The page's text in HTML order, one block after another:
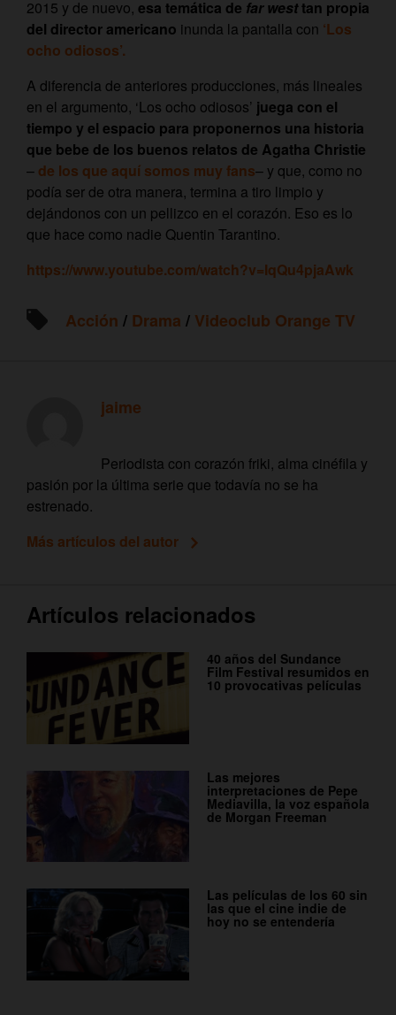
2015 y de nuevo, esa temática de far westtan propia
del director americano inunda la pantalla con ‘Los
ocho odiosos’.
A diferencia de anteriores producciones, más lineales
en el argumento, ‘Los ocho odiosos’ juega con el
tiempo y el espacio para proponernos una historia
que bebe de los buenos relatos de Agatha Christie
– de los que aquí somos muy fans– y que, como no
podía ser de otra manera, termina a tiro limpio y
dejándonos con un pellizco en el corazón. Eso es lo
que hace como nadie Quentin Tarantino.
https://www.youtube.com/watch?v=IqQu4pjaAwk
Acción / Drama / Videoclub Orange TV
jaime
Periodista con corazón friki, alma cinéfila y
pasión por la última serie que todavía no se ha
estrenado.
Más artículos del autor
Artículos relacionados
40 años del Sundance
Film Festival resumidos en
10 provocativas películas
Las mejores
interpretaciones de Pepe
Mediavilla, la voz española
de Morgan Freeman
Las películas de los 60 sin
las que el cine indie de
hoy no se entendería